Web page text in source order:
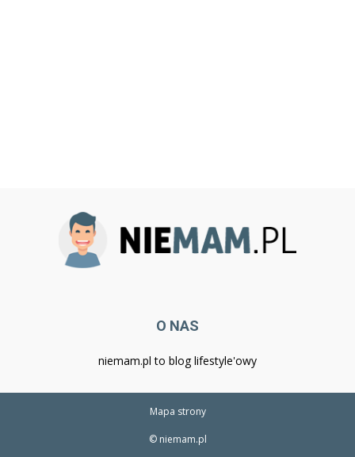
O NAS
niemam.pl to blog lifestyle'owy
Mapa strony
© niemam.pl